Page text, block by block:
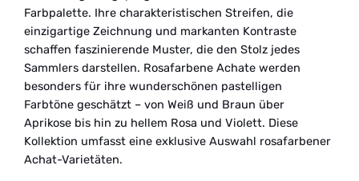
Farbpalette. Ihre charakteristischen Streifen, die
einzigartige Zeichnung und markanten Kontraste
schaffen faszinierende Muster, die den Stolz jedes
Sammlers darstellen. Rosafarbene Achate werden
besonders für ihre wunderschönen pastelligen
Farbtöne geschätzt – von Weiß und Braun über
Aprikose bis hin zu hellem Rosa und Violett. Diese
Kollektion umfasst eine exklusive Auswahl rosafarbener
Achat-Varietäten.